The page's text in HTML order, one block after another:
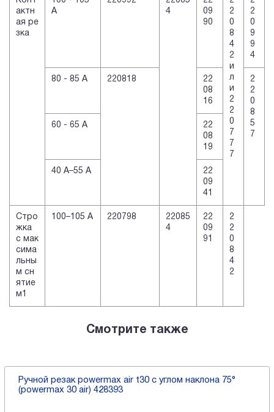
актн
ая ре
зка
А
4
09
90
2
0
8
4
2
и
л
и
2
2
0
7
7
7
2
0
9
9
4
80 - 85 А 220818
22
08
16
2
2
0
8
5
7
60 - 65 А
22
08
19
40 А–55 А
22
09
41
Стро
жка
с мак
сима
льны
м сн
ятие
м1
100–105 А 220798
22085
4
22
09
91
2
2
0
8
4
2
Смотрите также
Ручной резак powermax air t30 с углом наклона 75°
(powermax 30 air) 428393